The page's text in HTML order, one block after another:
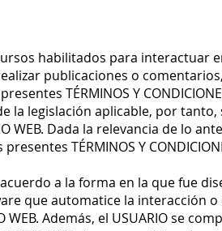
habilitados para interactuar
publicaciones o
TÉRMINOS Y
la legislación aplicable, por
WEB. Dada la relevancia de lo
TÉRMINOS Y
a la forma en la que fue
que automatice la interacción o
Además, el USUARIO se